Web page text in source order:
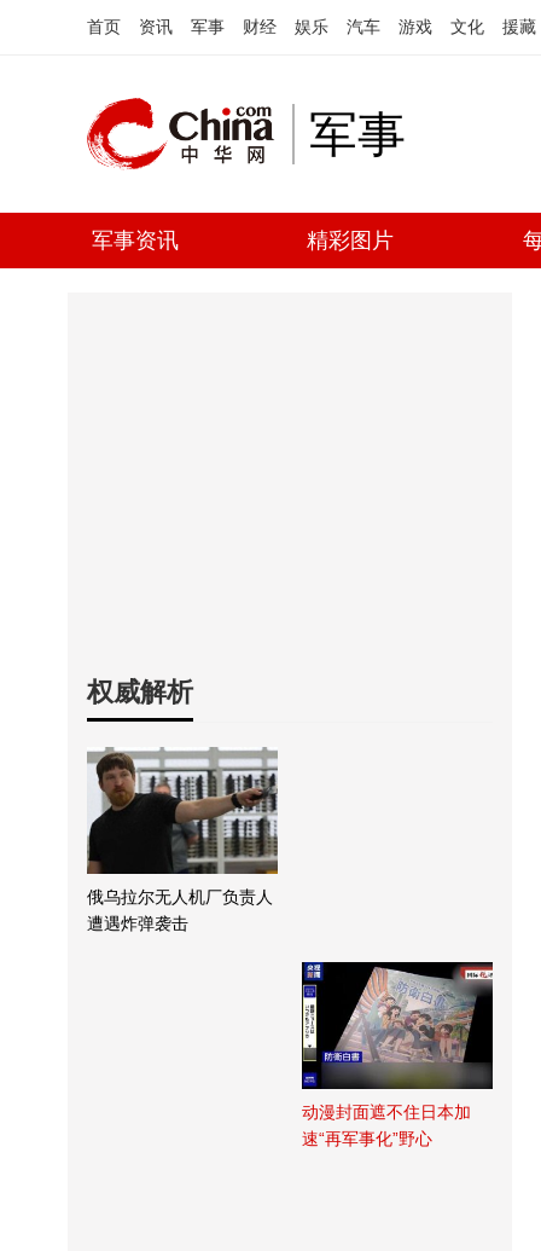
首页 资讯 军事 财经 娱乐 汽车 游戏 文化 援藏
军事
军事资讯 精彩图片
权威解析
俄乌拉尔无人机厂负责人
遭遇炸弹袭击
动漫封面遮不住日本加
速“再军事化”野心